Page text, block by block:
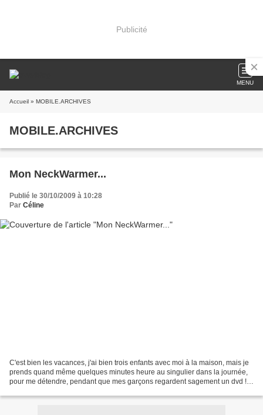
Publicité
MENU
Accueil » MOBILE.ARCHIVES
MOBILE.ARCHIVES
Mon NeckWarmer...
Publié le 30/10/2009 à 10:28
Par Céline
C'est bien les vacances, j'ai bien trois enfants avec moi à la maison, mais je
prends quand même quelques minutes heure au singulier dans la journée,
pour me détendre, pendant que mes garçons regardent sagement un dvd !